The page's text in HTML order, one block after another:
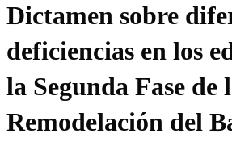
Dictamen sobre
deficiencias en los
la Segunda Fase de
Remodelación del